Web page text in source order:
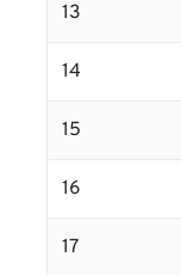
13
14
15
16
17